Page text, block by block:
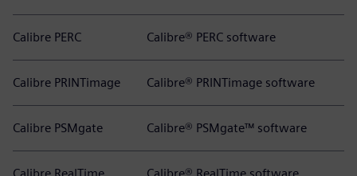
Calibre PERC Calibre® PERC software
Calibre PRINTimage Calibre® PRINTimage software
Calibre PSMgate Calibre® PSMgate™ software